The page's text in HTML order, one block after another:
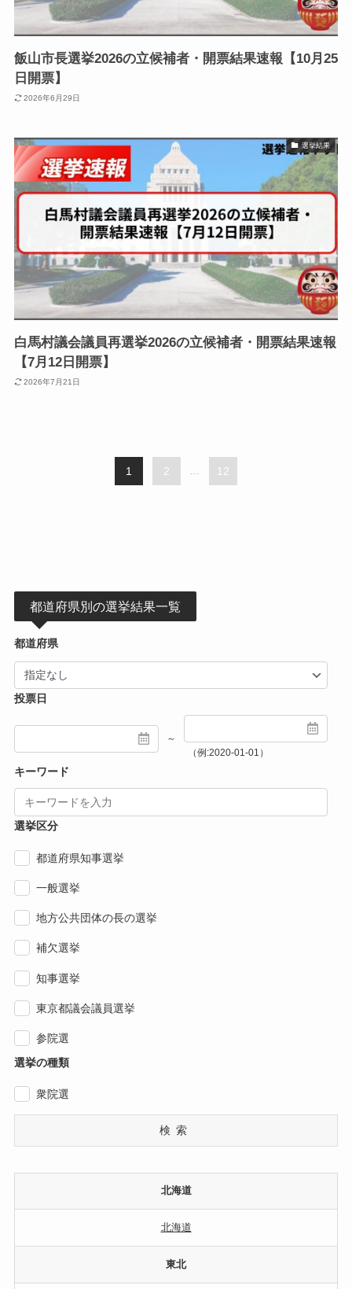
飯山市長選挙2026の立候補者・開票結果速報【10月25
日開票】
2026年6月29日
選挙結果
白馬村議会議員再選挙2026の立候補者・開票結果速報
【7月12日開票】
2026年7月21日
1 2 ... 12
都道府県別の選挙結果一覧
都道府県
投票日
～
（例:2020-01-01）
キーワード
選挙区分
都道府県知事選挙
一般選挙
地方公共団体の長の選挙
補欠選挙
知事選挙
東京都議会議員選挙
参院選
選挙の種類
衆院選
検索
北海道
北海道
東北